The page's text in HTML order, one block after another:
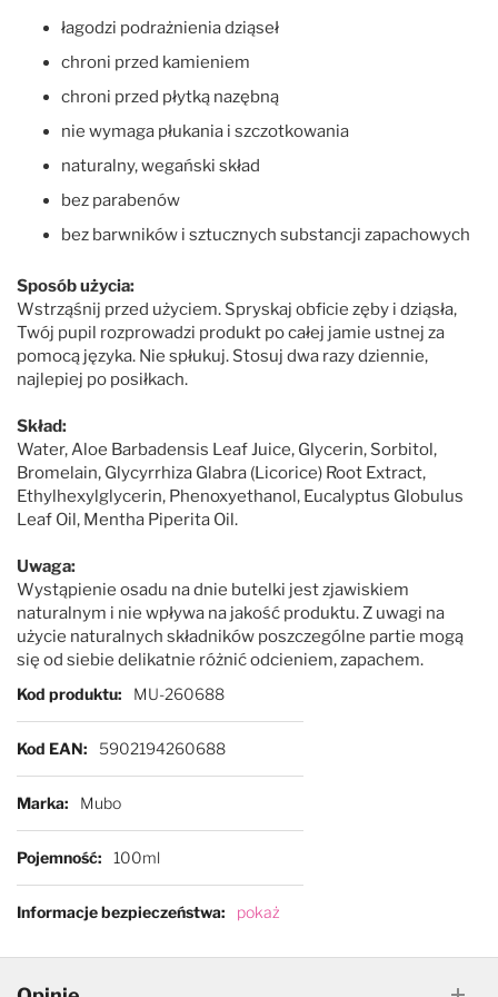
łagodzi podrażnienia dziąseł
chroni przed kamieniem
chroni przed płytką nazębną
nie wymaga płukania i szczotkowania
naturalny, wegański skład
bez parabenów
bez barwników i sztucznych substancji zapachowych
Sposób użycia:
Wstrząśnij przed użyciem. Spryskaj obficie zęby i dziąsła,
Twój pupil rozprowadzi produkt po całej jamie ustnej za
pomocą języka. Nie spłukuj. Stosuj dwa razy dziennie,
najlepiej po posiłkach.
Skład:
Water, Aloe Barbadensis Leaf Juice, Glycerin, Sorbitol,
Bromelain, Glycyrrhiza Glabra (Licorice) Root Extract,
Ethylhexylglycerin, Phenoxyethanol, Eucalyptus Globulus
Leaf Oil, Mentha Piperita Oil.
Uwaga:
Wystąpienie osadu na dnie butelki jest zjawiskiem
naturalnym i nie wpływa na jakość produktu. Z uwagi na
użycie naturalnych składników poszczególne partie mogą
się od siebie delikatnie różnić odcieniem, zapachem.
Więcej informacji
Kod produktu MU-260688
Kod EAN 5902194260688
Marka Mubo
Pojemność 100ml
Informacje bezpieczeństwa pokaż